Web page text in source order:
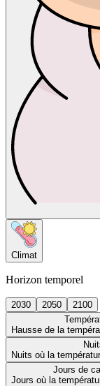
Climat
Horizon temporel
2030 2050
2100
Hausse de la
Nuits où la
Jours de
Jours où la